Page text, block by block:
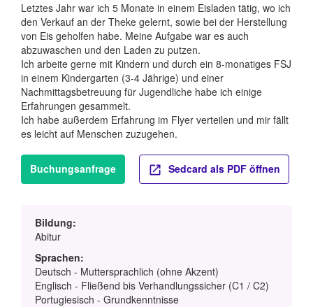
Letztes Jahr war ich 5 Monate in einem Eisladen tätig, wo ich
den Verkauf an der Theke gelernt, sowie bei der Herstellung
von Eis geholfen habe. Meine Aufgabe war es auch
abzuwaschen und den Laden zu putzen.
Ich arbeite gerne mit Kindern und durch ein 8-monatiges FSJ
in einem Kindergarten (3-4 Jährige) und einer
Nachmittagsbetreuung für Jugendliche habe ich einige
Erfahrungen gesammelt.
Ich habe außerdem Erfahrung im Flyer verteilen und mir fällt
es leicht auf Menschen zuzugehen.
Buchungsanfrage Sedcard als PDF öffnen
Bildung:
Abitur
Sprachen:
Deutsch - Muttersprachlich (ohne Akzent)
Englisch - Fließend bis Verhandlungssicher (C1 / C2)
Portugiesisch - Grundkenntnisse